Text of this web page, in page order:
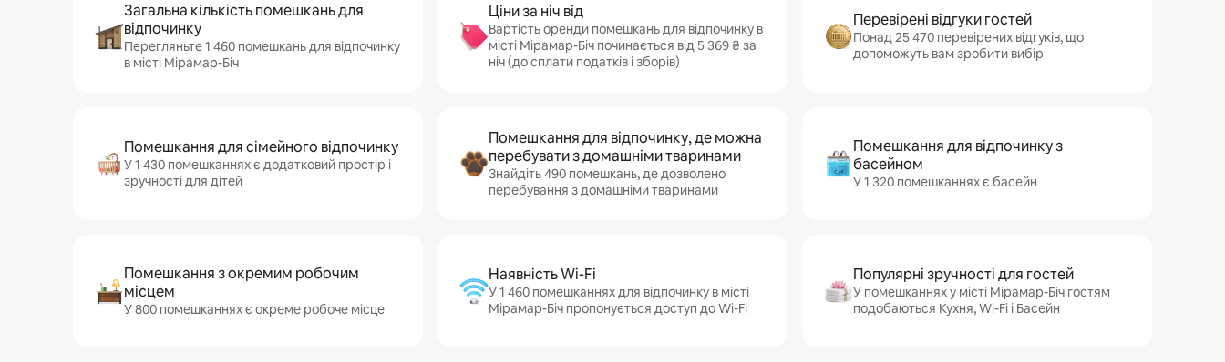
Загальна кількість помешкань для
відпочинку
Перегляньте 1 460 помешкань для відпочинку
в місті Мірамар-Біч
Ціни за ніч від
Вартість оренди помешкань для відпочинку в
місті Мірамар-Біч починається від 5 369 ₴ за
ніч (до сплати податків і зборів)
Перевірені відгуки гостей
Понад 25 470 перевірених відгуків, що
допоможуть вам зробити вибір
Помешкання для сімейного відпочинку
У 1 430 помешканнях є додатковий простір і
зручності для дітей
Помешкання для відпочинку, де можна
перебувати з домашніми тваринами
Знайдіть 490 помешкань, де дозволено
перебування з домашніми тваринами
Помешкання для відпочинку з
басейном
У 1 320 помешканнях є басейн
Помешкання з окремим робочим
місцем
У 800 помешканнях є окреме робоче місце
Наявність Wi-Fi
У 1 460 помешканнях для відпочинку в місті
Мірамар-Біч пропонується доступ до Wi-Fi
Популярні зручності для гостей
У помешканнях у місті Мірамар-Біч гостям
подобаються Кухня, Wi-Fi і Басейн